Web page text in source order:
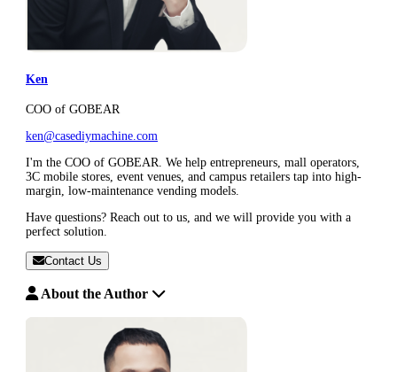
Ken
COO of GOBEAR
ken@casediymachine.com
I'm the COO of GOBEAR. We help entrepreneurs, mall operators,
3C mobile stores, event venues, and campus retailers tap into high-
margin, low-maintenance vending models.
Have questions? Reach out to us, and we will provide you with a
perfect solution.
Contact Us
About the Author